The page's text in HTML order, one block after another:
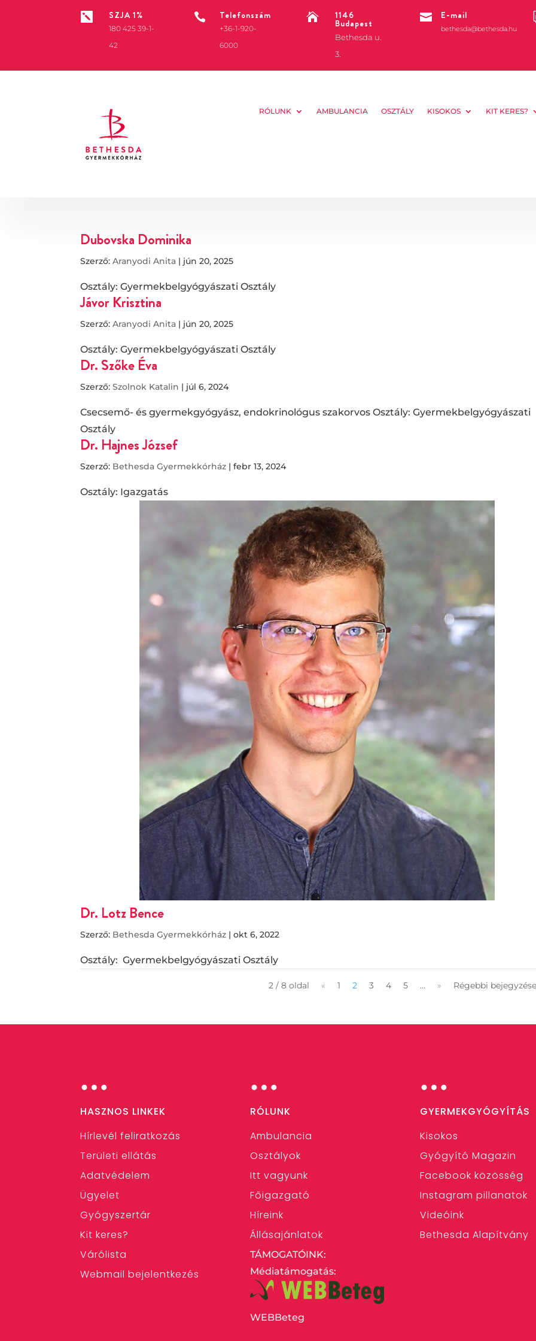
 SZJA 1%
180 425 39-1-
42
 Telefonszám
+36-1-920-
6000
 1146
Budapest
Bethesda u.
3.
 E-mail
bethesda@bethesda.hu
RÓLUNK AMBULANCIA OSZTÁLY KISOKOS KIT KERES?
Dubovska Dominika
Szerző:Aranyodi Anita | jún 20, 2025
Osztály: Gyermekbelgyógyászati Osztály
Jávor Krisztina
Szerző:Aranyodi Anita | jún 20, 2025
Osztály: Gyermekbelgyógyászati Osztály
Dr. Szőke Éva
Szerző:Szolnok Katalin | júl 6, 2024
Csecsemő- és gyermekgyógyász, endokrinológus szakorvos Osztály: Gyermekbelgyógyászati
Osztály
Dr. Hajnes József
Szerző: Bethesda Gyermekkórház |febr 13, 2024
Osztály: Igazgatás
Dr. Lotz Bence
Szerző: Bethesda Gyermekkórház |okt 6, 2022
Osztály: Gyermekbelgyógyászati Osztály
2 / 8 oldal « 1 2 3 4 5 ... » Régebbi
…
HASZNOS LINKEK
Hírlevél feliratkozás
Területi ellátás
Adatvédelem
Ügyelet
Gyógyszertár
Kit keres?
Várólista
Webmail bejelentkezés
…
RÓLUNK
Ambulancia
Osztályok
Itt vagyunk
Főigazgató
Híreink
Állásajánlatok
TÁMOGATÓINK:
Médiatámogatás:
WEBBeteg
…
GYERMEKGYÓGYÍTÁS
Kisokos
Gyógyító Magazin
Facebook közösség
Instagram pillanatok
Videóink
Bethesda Alapítvány